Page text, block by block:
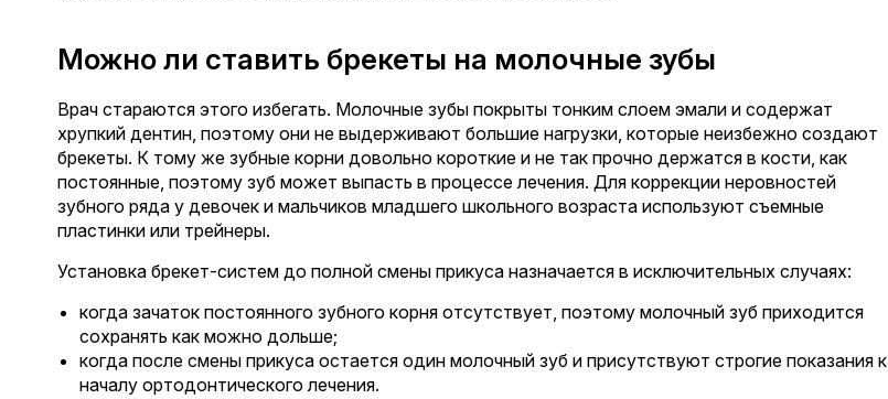
Можно ли ставить брекеты на молочные зубы
Врач стараются этого избегать. Молочные зубы покрыты тонким слоем эмали и содержат
хрупкий дентин, поэтому они не выдерживают большие нагрузки, которые неизбежно создают
брекеты. К тому же зубные корни довольно короткие и не так прочно держатся в кости, как
постоянные, поэтому зуб может выпасть в процессе лечения. Для коррекции неровностей
зубного ряда у девочек и мальчиков младшего школьного возраста используют съемные
пластинки или трейнеры.
Установка брекет-систем до полной смены прикуса назначается в исключительных случаях:
когда зачаток постоянного зубного корня отсутствует, поэтому молочный зуб приходится
сохранять как можно дольше;
когда после смены прикуса остается один молочный зуб и присутствуют строгие показания к
началу ортодонтического лечения.